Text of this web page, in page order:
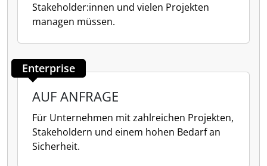
Stakeholder:innen und vielen Projekten
managen müssen.
Enterprise
AUF ANFRAGE
Für Unternehmen mit zahlreichen Projekten,
Stakeholdern und einem hohen Bedarf an
Sicherheit.